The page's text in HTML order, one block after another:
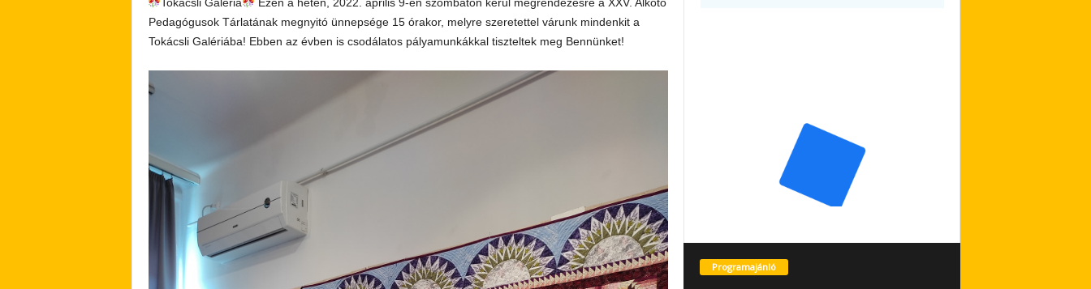
Pedagógusok Tárlatának megnyitó ünnepsége 15 órakor, melyre szeretettel várunk mindenkit a
Tokácsli Galériába! Ebben az évben is csodálatos pályamunkákkal tiszteltek meg Bennünket!
Programajánló